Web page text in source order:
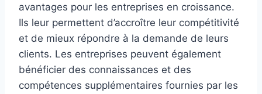
avantages pour les entreprises en croissance.
Ils leur permettent d’accroître leur compétitivité
et de mieux répondre à la demande de leurs
clients. Les entreprises peuvent également
bénéficier des connaissances et des
compétences supplémentaires fournies par les